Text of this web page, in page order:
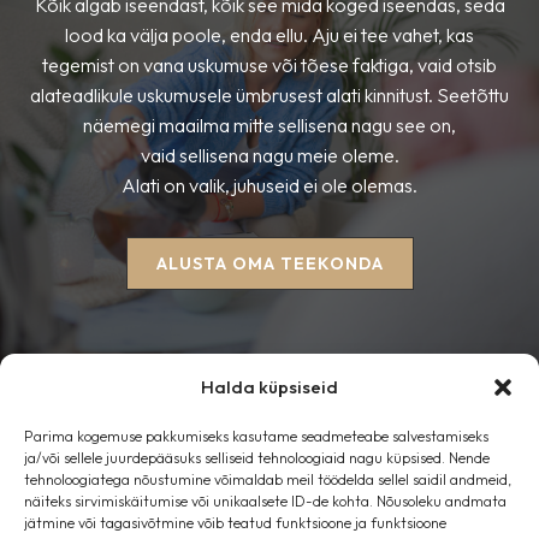
Halda küpsiseid
Parima kogemuse pakkumiseks kasutame seadmeteabe salvestamiseks
ja/või sellele juurdepääsuks selliseid tehnoloogiaid nagu küpsised. Nende
tehnoloogiatega nõustumine võimaldab meil töödelda sellel saidil andmeid,
näiteks sirvimiskäitumise või unikaalsete ID-de kohta. Nõusoleku andmata
jätmine või tagasivõtmine võib teatud funktsioone ja funktsioone
Kõik algab iseendast, kõik see mida koged iseendas, seda
lood ka välja poole, enda ellu. Aju ei tee vahet, kas
tegemist on vana uskumuse või tõese faktiga, vaid otsib
alateadlikule uskumusele ümbrusest alati kinnitust. Seetõttu
näemegi maailma mitte sellisena nagu see on,
vaid sellisena nagu meie oleme.
Alati on valik, juhuseid ei ole olemas.
ALUSTA OMA TEEKONDA
Esileht
Blogi
Kontakt